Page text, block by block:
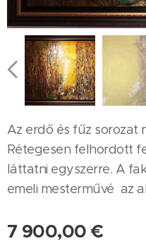
Az erdő és fűz sorozat
Rétegesen felhordott
láttatni egyszerre. A
emeli mesterművé az
7 900,00 €